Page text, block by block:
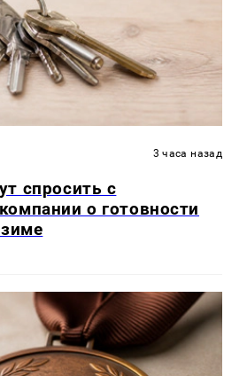
3 часа назад
спросить с
о готовности